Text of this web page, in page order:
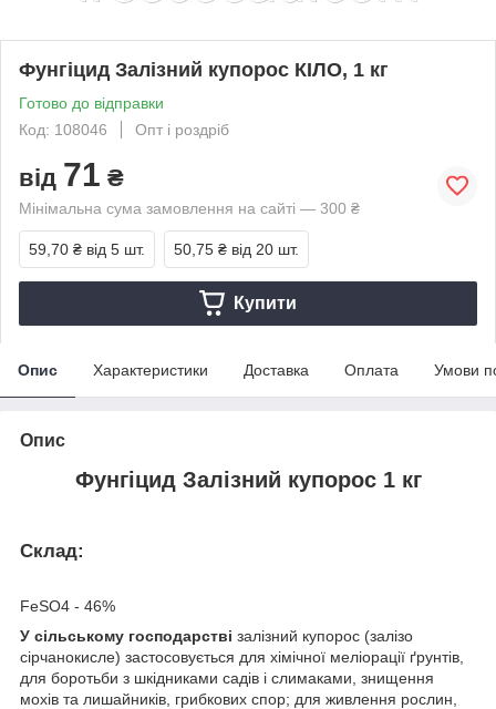
Фунгіцид Залізний купорос КІЛО, 1 кг
Готово до відправки
Код: 108046
Опт і роздріб
від 71 ₴
Мінімальна сума замовлення на сайті — 300 ₴
59,70 ₴ від 5 шт. 50,75 ₴ від 20 шт.
Купити
Опис Характеристики Доставка Оплата Умови
Опис
Фунгіцид Залізний купорос 1 кг
Склад:
FeSO4 - 46%
У сільському господарстві залізний купорос (залізо
сірчанокисле) застосовується для хімічної меліорації ґрунтів,
для боротьби з шкідниками садів і слимаками, знищення
мохів та лишайників, грибкових спор; для живлення рослин,